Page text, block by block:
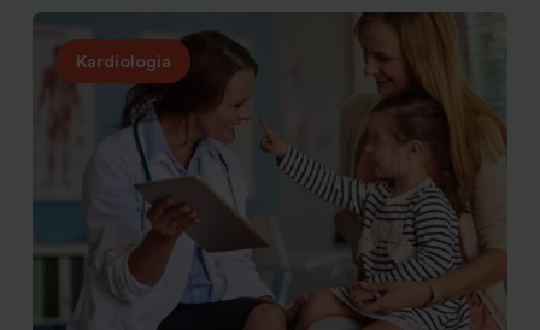
Kardiologia